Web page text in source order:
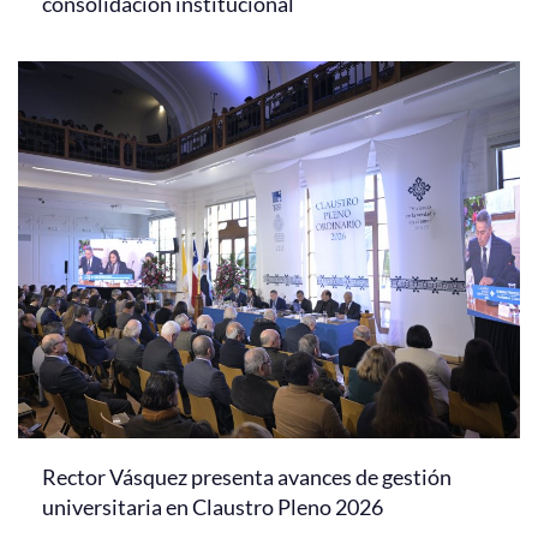
Rector Vásquez presenta avances de gestión
universitaria en Claustro Pleno 2026